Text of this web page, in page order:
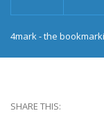
4mark - the
SHARE THIS: